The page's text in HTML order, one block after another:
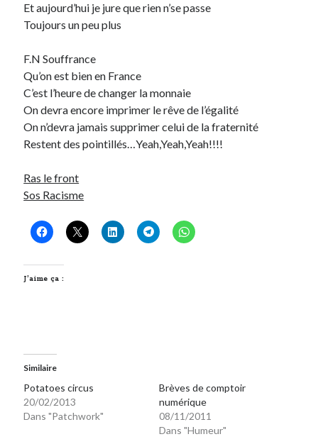
A Lyon
Bon plan du dimanche
Coup de coeur
Daddy
Engagé
Geek
Humeur
Lectures
Lyon à Livre Ouvert
Non classé
Parole de Follower
Proust
Sons
Sorties cuculturelles
Tavukoi
Vidéos
Et aujourd’hui je jure que rien n’se passe
Toujours un peu plus
F.N Souffrance
Qu’on est bien en France
C’est l’heure de changer la monnaie
On devra encore imprimer le rêve de l’égalité
On n’devra jamais supprimer celui de la fraternité
Restent des pointillés…Yeah,Yeah,Yeah!!!!
Ras le front
Sos Racisme
J’aime ça :
Similaire
Potatoes circus
20/02/2013
Dans "Patchwork"
Brèves de comptoir
numérique
08/11/2011
Dans "Humeur"